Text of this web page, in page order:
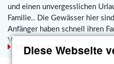
Diese Webseite
und einen unvergesslichen
Familie.. Die Gewässer hier
Anfänger haben schnell ihren
Vielzahl an Inseln schaffen
Vielzahl von Fischarten. Die
Mehr anzeigen